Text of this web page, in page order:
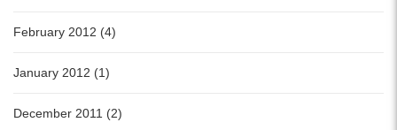
February 2012 (4)
January 2012 (1)
December 2011 (2)